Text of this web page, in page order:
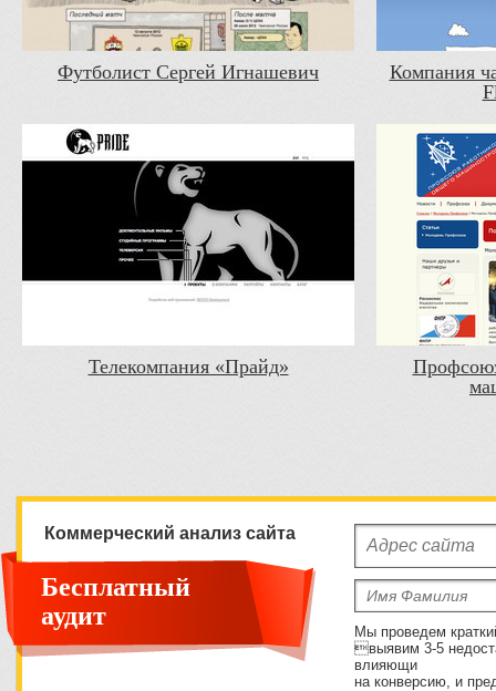
Футболист Сергей Игнашевич
Компания
Телекомпания «Прайд»
Коммерческий анализ сайта
Бесплатный
аудит
Мы проведем
выявим 3-5
влияющи
на конверсию, и